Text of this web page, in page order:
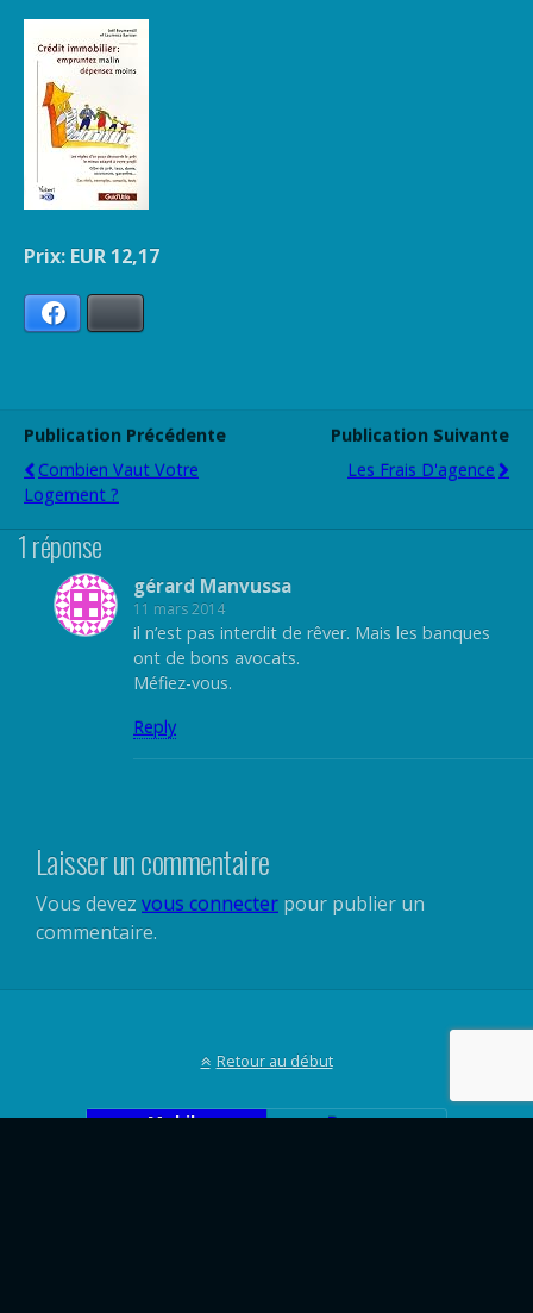
Prix: EUR 12,17
Publication Précédente
Combien Vaut Votre
Logement ?
Publication Suivante
Les Frais D'agence
1 réponse
gérard Manvussa
11 mars 2014
il n’est pas interdit de rêver. Mais les banques
ont de bons avocats.
Méfiez-vous.
Reply
Laisser un commentaire
Vous devez vous connecter pour publier un
commentaire.
Retour au début
Mobile Bureau